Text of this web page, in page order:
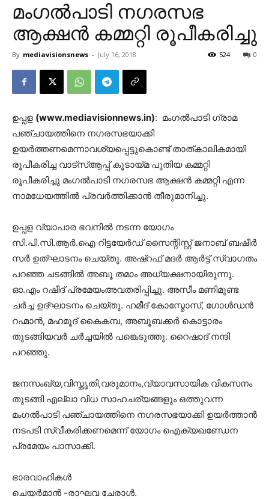
മംഗൽപാടി നഗരസഭ
ആക്ഷൻ കമ്മറ്റി രൂപീകരിച്ചു
By mediavisionsnews - July 16, 2018 0
524
ഉപ്പള (www.mediavisionnews.in): മംഗൽപാടി ഗ്രാമ
പഞ്ചായത്തിനെ നഗരസഭയാക്കി
ഉയർത്തണമെന്നാവശ്യപ്പെട്ടുകൊണ്ട് താത്കാലികമായി
രൂപീകരിച്ച വാട്സ്ആപ്പ് കൂടായ്മ പുതിയ കമ്മറ്റി
രൂപീകരിച്ചു മംഗൽപാടി നഗരസഭ ആക്ഷൻ കമ്മറ്റി എന്ന
നാമധേയത്തിൽ പ്രവർത്തിക്കാൻ തീരുമാനിച്ചു.
ഉപ്പള വ്യാപാര ഭവനിൽ നടന്ന യോഗം
സി.പി.സി.ആർ.ഐ റിട്ടയേർഡ് സൈന്റിസ്റ്റ് ജനാബ് ബഷീർ
സർ ഉത്ഘാടനം ചെയ്തു. അഷ്‌റഫ്‌ മദർ ആർട്ട് സ്വാഗതം
പറഞ്ഞ ചടങ്ങിൽ അബൂ തമാം അധ്യക്ഷനായിരുന്നു.
ഓ.എം റഷീദ് പ്രമേയംഅവതരിപ്പിച്ചു. അസീം മണിമുണ്ട
ചർച്ച ഉദ്ഘാടനം ചെയ്തു. ഹമീദ് കോസ്മോസ്, ഗോൾഡൻ
റഹ്മാൻ, മഹമൂദ് കൈകമ്പ, അബൂബക്കർ കൊട്ടാരം
തുടങ്ങിയവർ ചർച്ചയിൽ പങ്കെടുത്തു. റൈഷാദ് നന്ദി
പറഞ്ഞു.
ജനസംഖ്യ,വിസ്തൃതി,വരുമാനം,വ്യാവസായിക വികസനം
തുടങ്ങി എല്ലാ വിധ സാഹചര്യങ്ങളും ഒത്തുവന്ന
മംഗൽപാടി പഞ്ചായത്തിനെ നഗരസഭയാക്കി ഉയർത്താൻ
നടപടി സ്വീകരിക്കണമെന്ന് യോഗം ഐക്യഖണ്ഡേന
പ്രമേയം പാസാക്കി.
ഭാരവാഹികൾ
ചെയർമാൻ -രാഘവ ചേരാൾ.